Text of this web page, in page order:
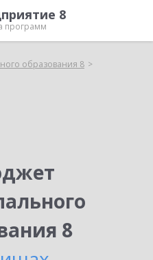
8
программ
образования 8
8